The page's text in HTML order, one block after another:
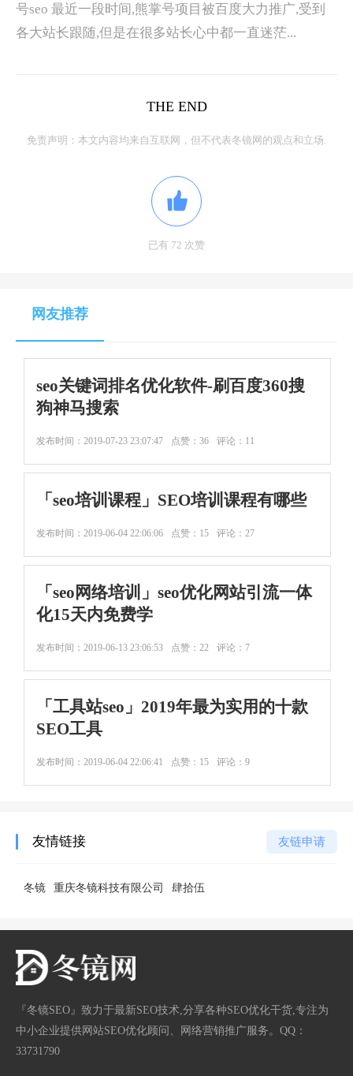
号seo 最近一段时间,熊掌号项目被百度大力推广,受到
各大站长跟随,但是在很多站长心中都一直迷茫...
THE END
免责声明：本文内容均来自互联网，但不代表冬镜网的观点和立场.
已有 72 次赞
网友推荐
seo关键词排名优化软件-刷百度360搜
狗神马搜索
发布时间： 2019-07-23 23:07:47 点赞：36 评论：11
「seo培训课程」SEO培训课程有哪些
发布时间： 2019-06-04 22:06:06 点赞：15 评论：27
「seo网络培训」seo优化网站引流一体
化15天内免费学
发布时间： 2019-06-13 23:06:53 点赞：22 评论：7
「工具站seo」2019年最为实用的十款
SEO工具
发布时间： 2019-06-04 22:06:41 点赞：15 评论：9
友情链接 友链申请
冬镜 重庆冬镜科技有限公司 肆拾伍
『冬镜SEO』致力于最新SEO技术,分享各种SEO优化干货,专注为
中小企业提供网站SEO优化顾问、网络营销推广服务。QQ：
33731790